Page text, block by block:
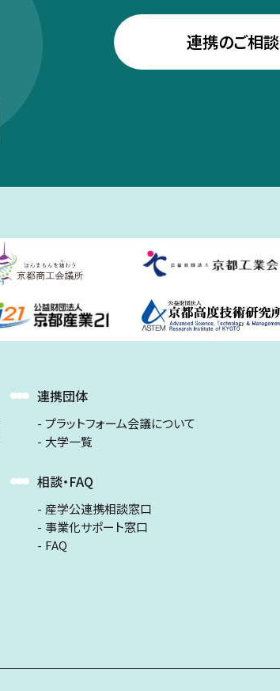
連携のご相談
連携団体
プラットフォーム会議について
大学一覧
相談・FAQ
産学公連携相談窓口
事業化サポート窓口
FAQ